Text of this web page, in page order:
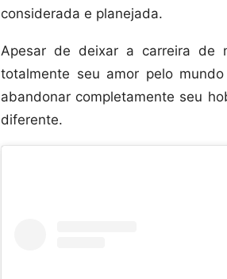
considerada e planejada.
Apesar de deixar a carreira de
totalmente seu amor pelo
abandonar completamente seu
diferente.